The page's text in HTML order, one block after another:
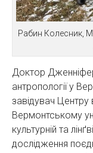
Рабин Колесник,
Доктор
антропології у
завідувач Центру
Вермонтському
культурній та
дослідження